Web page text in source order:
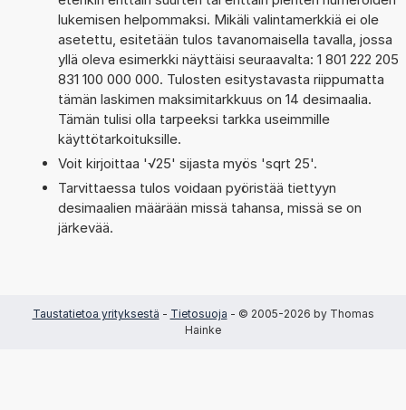
lukemisen helpommaksi. Mikäli valintamerkkiä ei ole
asetettu, esitetään tulos tavanomaisella tavalla, jossa
yllä oleva esimerkki näyttäisi seuraavalta: 1 801 222 205
831 100 000 000. Tulosten esitystavasta riippumatta
tämän laskimen maksimitarkkuus on 14 desimaalia.
Tämän tulisi olla tarpeeksi tarkka useimmille
käyttötarkoituksille.
Voit kirjoittaa '√25' sijasta myös 'sqrt 25'.
Tarvittaessa tulos voidaan pyöristää tiettyyn
desimaalien määrään missä tahansa, missä se on
järkevää.
Taustatietoa yrityksestä - Tietosuoja - © 2005-2026 by Thomas
Hainke